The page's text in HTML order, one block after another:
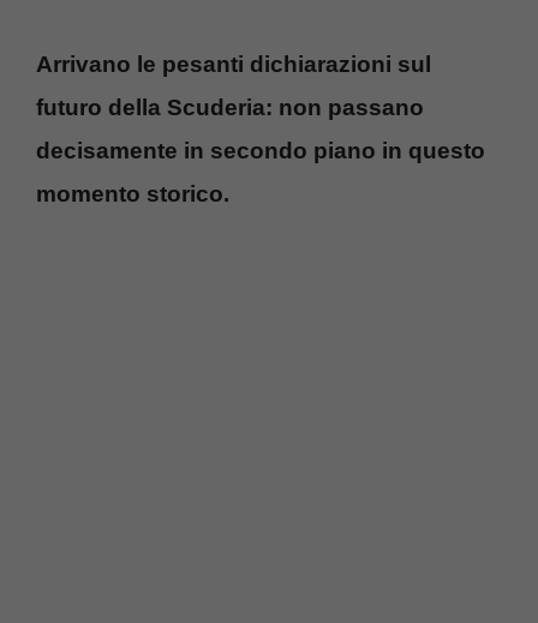
Arrivano le pesanti dichiarazioni sul
futuro della Scuderia: non passano
decisamente in secondo piano in questo
momento storico.